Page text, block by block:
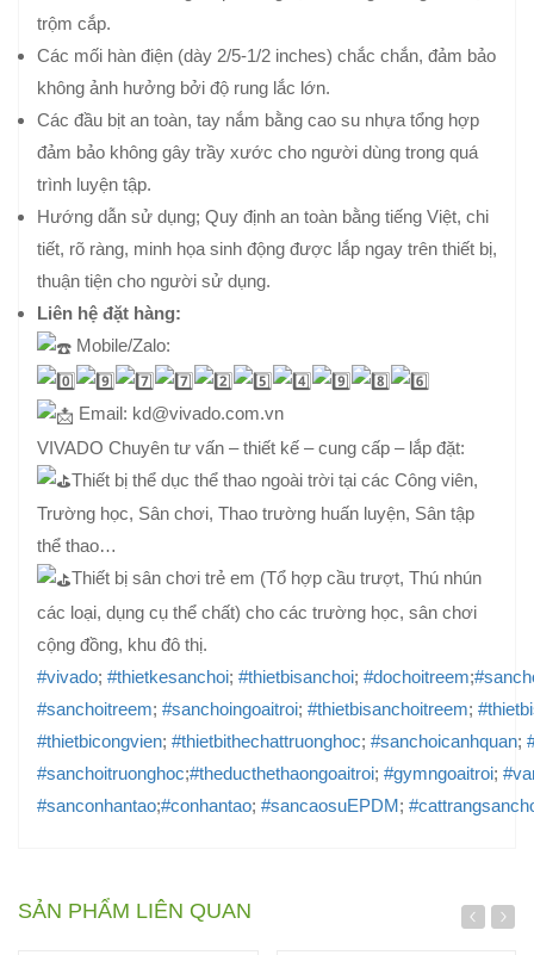
trộm cắp.
Các mối hàn điện (dày 2/5-1/2 inches) chắc chắn, đảm bảo
không ảnh hưởng bởi độ rung lắc lớn.
Các đầu bịt an toàn, tay nắm bằng cao su nhựa tổng hợp
đảm bảo không gây trầy xước cho người dùng trong quá
trình luyện tập.
Hướng dẫn sử dụng; Quy định an toàn bằng tiếng Việt, chi
tiết, rõ ràng, minh họa sinh động được lắp ngay trên thiết bị,
thuận tiện cho người sử dụng.
Liên hệ đặt hàng:
Mobile/Zalo:
Email: kd@vivado.com.vn
VIVADO Chuyên tư vấn – thiết kế – cung cấp – lắp đặt:
Thiết bị thể dục thể thao ngoài trời tại các Công viên,
Trường học, Sân chơi, Thao trường huấn luyện, Sân tập
thể thao…
Thiết bị sân chơi trẻ em (Tổ hợp cầu trượt, Thú nhún
các loại, dụng cụ thể chất) cho các trường học, sân chơi
cộng đồng, khu đô thị.
#vivado; #thietkesanchoi; #thietbisanchoi; #dochoitreem;
#sanchoitreem; #sanchoingoaitroi; #thietbisanchoitreem;
#thietbicongvien; #thietbithechattruonghoc; #sanchoicanhquan;
#sanchoitruonghoc;#theducthethaongoaitroi; #gymngoaitroi;
#sanconhantao;#conhantao; #sancaosuEPDM;
SẢN PHẨM LIÊN QUAN